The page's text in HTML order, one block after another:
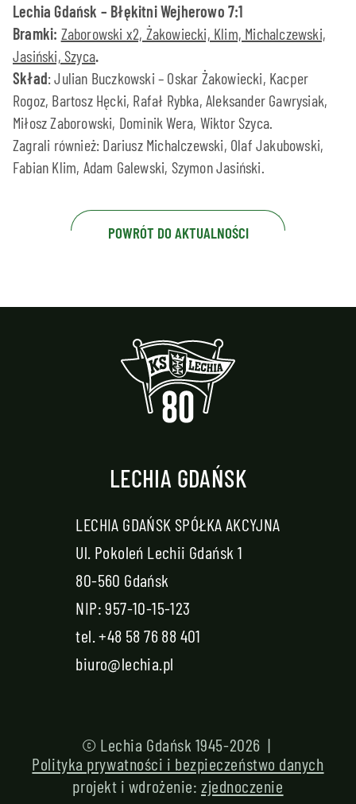
Lechia Gdańsk – Błękitni Wejherowo 7:1
Bramki: Zaborowski x2, Żakowiecki, Klim, Michalczewski,
Jasiński, Szyca.
Skład: Julian Buczkowski – Oskar Żakowiecki, Kacper
Rogoz, Bartosz Hęcki, Rafał Rybka, Aleksander Gawrysiak,
Miłosz Zaborowski, Dominik Wera, Wiktor Szyca.
Zagrali również: Dariusz Michalczewski, Olaf Jakubowski,
Fabian Klim, Adam Galewski, Szymon Jasiński.
POWRÓT DO AKTUALNOŚCI
LECHIA GDAŃSK
LECHIA GDAŃSK SPÓŁKA AKCYJNA
Ul. Pokoleń Lechii Gdańsk 1
80-560 Gdańsk
NIP: 957-10-15-123
tel.+48 58 76 88 401
biuro@lechia.pl
© Lechia Gdańsk 1945-2026 |
Polityka prywatności i bezpieczeństwo danych
projekt i wdrożenie: zjednoczenie